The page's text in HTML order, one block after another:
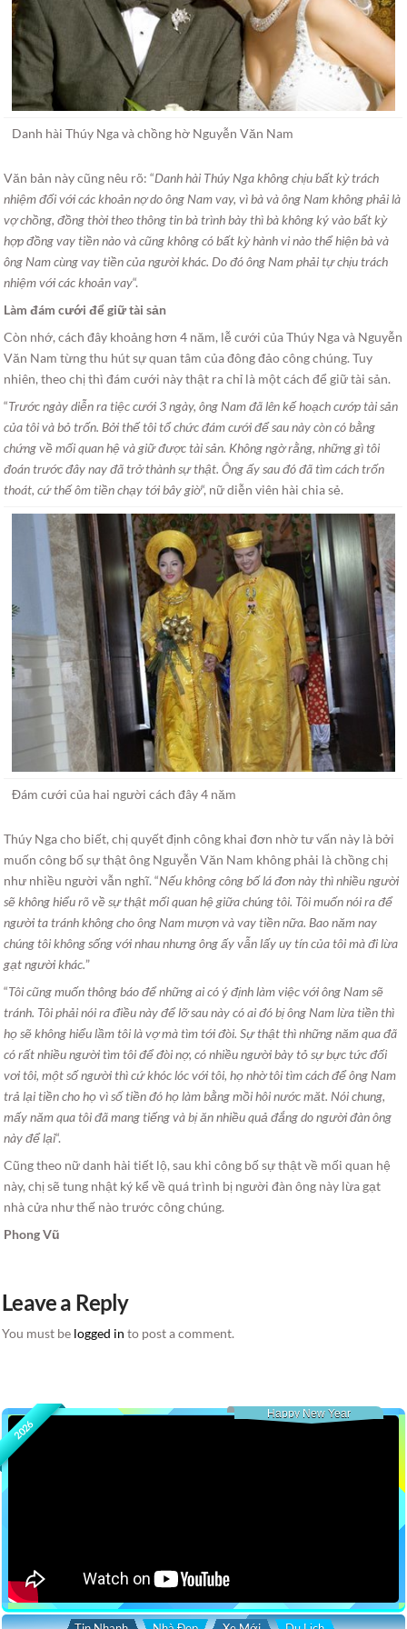
Danh hài Thúy Nga và chồng hờ Nguyễn Văn Nam
Văn bản này cũng nêu rõ: “Danh hài Thúy Nga không chịu bất kỳ trách
nhiệm đối với các khoản nợ do ông Nam vay, vì bà và ông Nam không phải là
vợ chồng, đồng thời theo thông tin bà trình bày thì bà không ký vào bất kỳ
hợp đồng vay tiền nào và cũng không có bất kỳ hành vi nào thể hiện bà và
ông Nam cùng vay tiền của người khác. Do đó ông Nam phải tự chịu trách
nhiệm với các khoản vay“.
Làm đám cưới để giữ tài sản
Còn nhớ, cách đây khoảng hơn 4 năm, lễ cưới của Thúy Nga và Nguyễn
Văn Nam từng thu hút sự quan tâm của đông đảo công chúng. Tuy
nhiên, theo chị thì đám cưới này thật ra chỉ là một cách để giữ tài sản.
“Trước ngày diễn ra tiệc cưới 3 ngày, ông Nam đã lên kế hoạch cướp tài sản
của tôi và bỏ trốn. Bởi thế tôi tổ chức đám cưới để sau này còn có bằng
chứng về mối quan hệ và giữ được tài sản. Không ngờ rằng, những gì tôi
đoán trước đây nay đã trở thành sự thật. Ông ấy sau đó đã tìm cách trốn
thoát, cứ thế ôm tiền chạy tới bây giờ“, nữ diễn viên hài chia sẻ.
Đám cưới của hai người cách đây 4 năm
Thúy Nga cho biết, chị quyết định công khai đơn nhờ tư vấn này là bởi
muốn công bố sự thật ông Nguyễn Văn Nam không phải là chồng chị
như nhiều người vẫn nghĩ. “Nếu không công bố lá đơn này thì nhiều người
sẽ không hiểu rõ về sự thật mối quan hệ giữa chúng tôi. Tôi muốn nói ra để
người ta tránh không cho ông Nam mượn và vay tiền nữa. Bao năm nay
chúng tôi không sống với nhau nhưng ông ấy vẫn lấy uy tín của tôi mà đi lừa
gạt người khác.”
“Tôi cũng muốn thông báo để những ai có ý định làm việc với ông Nam sẽ
tránh. Tôi phải nói ra điều này để lỡ sau này có ai đó bị ông Nam lừa tiền thì
họ sẽ không hiểu lầm tôi là vợ mà tìm tới đòi. Sự thật thì những năm qua đã
có rất nhiều người tìm tôi để đòi nợ, có nhiều người bày tỏ sự bực tức đối
vơi tôi, một số người thì cứ khóc lóc với tôi, họ nhờ tôi tìm cách để ông Nam
trả lại tiền cho họ vì số tiền đó họ làm bằng mồi hôi nước măt. Nói chung,
mấy năm qua tôi đã mang tiếng và bị ăn nhiều quả đắng do người đàn ông
này để lại“.
Cũng theo nữ danh hài tiết lộ, sau khi công bố sự thật về mối quan hệ
này, chị sẽ tung nhật ký kể về quá trình bị người đàn ông này lừa gạt
nhà cửa như thế nào trước công chúng.
Phong Vũ
Leave a Reply
You must be logged in to post a comment.
2026
Happy New Year